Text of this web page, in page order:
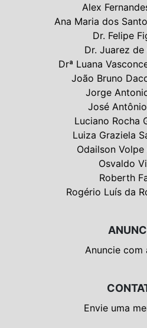
Alex
Ana Maria dos
Dr. Felipe
Dr. Juarez de
Drª Luana
João Bruno
Jorge
José
Luciano Rocha
Luiza Graziela
Odailson
Osvaldo
Roberth
Rogério Luís da
Anuncie com
Envie uma